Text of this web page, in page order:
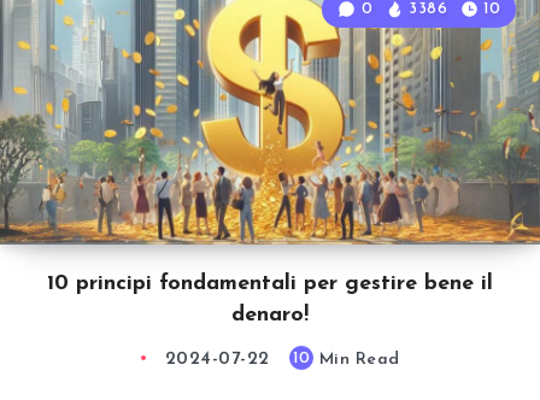
0 3386 10
10 principi fondamentali per gestire bene il
denaro!
2024-07-22 10 Min Read